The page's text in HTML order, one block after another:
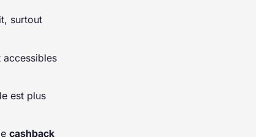
surtout
accessibles
est plus
cashback